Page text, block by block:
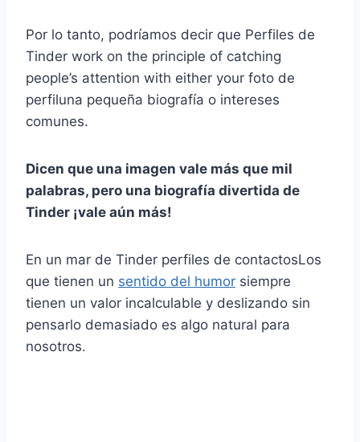
Por lo tanto, podríamos decir que Perfiles de
Tinder work on the principle of catching
people’s attention with either your foto de
perfiluna pequeña biografía o intereses
comunes.
Dicen que una imagen vale más que mil
palabras, pero una biografía divertida de
Tinder ¡vale aún más!
En un mar de Tinder perfiles de contactosLos
que tienen un sentido del humor siempre
tienen un valor incalculable y deslizando sin
pensarlo demasiado es algo natural para
nosotros.